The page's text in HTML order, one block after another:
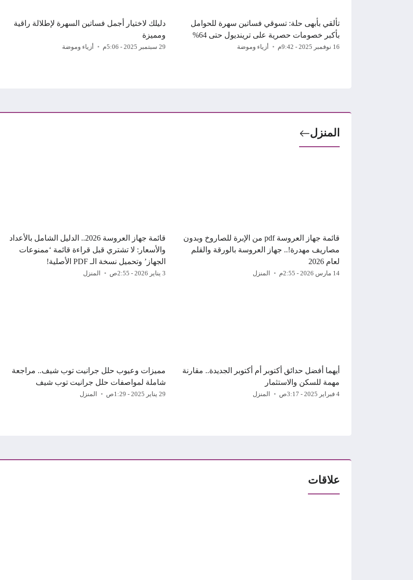
تألقي بأبهى حلة: تسوقي فساتين سهرة للحوامل
بأكبر خصومات حصرية على ترينديول حتى 64%
16 نوفمبر 2025 - 9:42م أزياء وموضة
دليلك لاختيار أجمل فساتين السهرة لإطلالة راقية
ومميزة
29 سبتمبر 2025 - 5:06م أزياء وموضة
المنزل
قائمة جهاز العروسة pdf من الإبرة للصاروخ وبدون
مصاريف مهدرة!.. جهاز العروسة بالورقة والقلم
لعام 2026
14 مارس 2026 - 2:55م المنزل
قائمة جهاز العروسة 2026.. الدليل الشامل بالأعداد
والأسعار: لا تشتري قبل قراءة قائمة ‘ممنوعات
الجهاز’ وتحميل نسخة الـ PDF الأصلية!
3 يناير 2026 - 2:55ص المنزل
أيهما أفضل حدائق أكتوبر أم أكتوبر الجديدة.. مقارنة
مهمة للسكن والاستثمار
4 فبراير 2025 - 3:17ص المنزل
مميزات وعيوب حلل جرانيت توب شيف.. مراجعة
شاملة لمواصفات حلل جرانيت توب شيف
29 يناير 2025 - 1:29ص المنزل
علاقات